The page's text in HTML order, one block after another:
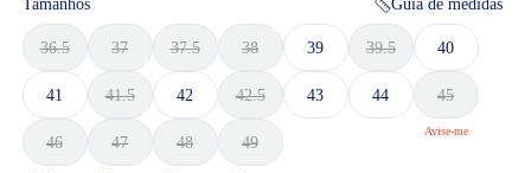
Tamanhos Guia de medidas
36.5 37 37.5 38 39 39.5 40
41 41.5 42 42.5 43 44 45
46 47 48 49